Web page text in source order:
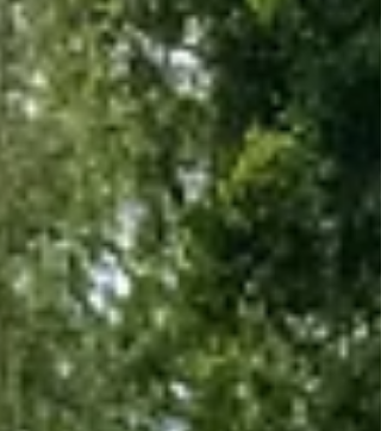
lavande offre une floraison parfumée tout l'été
tout en attirant les pollinisateurs. 2. Les
Stipa, Miscanthus ou Pennisetum ap